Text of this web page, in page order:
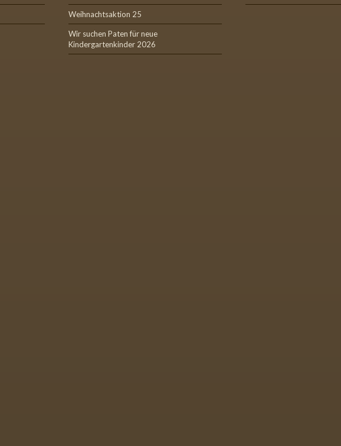
Weihnachtsaktion 25
Wir suchen Paten für neue
Kindergartenkinder 2026